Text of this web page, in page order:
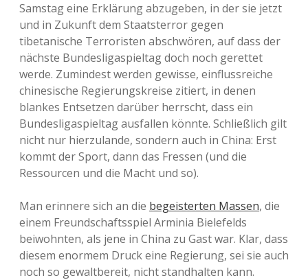
Samstag eine Erklärung abzugeben, in der sie jetzt
und in Zukunft dem Staatsterror gegen
tibetanische Terroristen abschwören, auf dass der
nächste Bundesligaspieltag doch noch gerettet
werde. Zumindest werden gewisse, einflussreiche
chinesische Regierungskreise zitiert, in denen
blankes Entsetzen darüber herrscht, dass ein
Bundesligaspieltag ausfallen könnte. Schließlich gilt
nicht nur hierzulande, sondern auch in China: Erst
kommt der Sport, dann das Fressen (und die
Ressourcen und die Macht und so).
Man erinnere sich an die begeisterten Massen, die
einem Freundschaftsspiel Arminia Bielefelds
beiwohnten, als jene in China zu Gast war. Klar, dass
diesem enormem Druck eine Regierung, sei sie auch
noch so gewaltbereit, nicht standhalten kann.